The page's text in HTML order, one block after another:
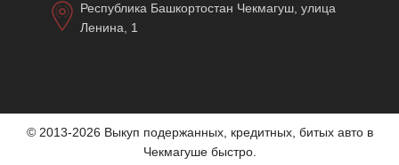
Республика Башкортостан Чекмагуш, улица
Ленина, 1
© 2013-2026 Выкуп подержанных, кредитных, битых авто в
Чекмагуше быстро.